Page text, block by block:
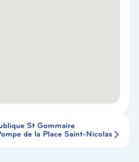
St Gommaire
de la Place Saint-Nicolas